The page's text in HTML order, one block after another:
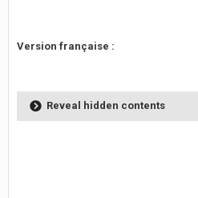
Version française :
Reveal hidden contents